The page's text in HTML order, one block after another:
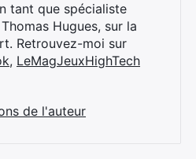
tant que spécialiste
Hugues, sur la
Retrouvez-moi sur
, LeMagJeuxHighTech
de l'auteur